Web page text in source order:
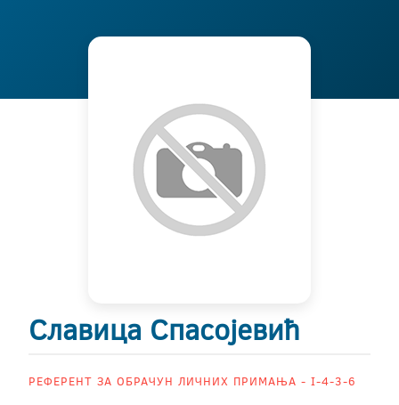
Славица Спасојевић
РЕФЕРЕНТ ЗА ОБРАЧУН ЛИЧНИХ ПРИМАЊА - I-4-3-6